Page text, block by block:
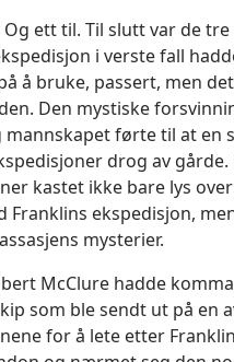
ett til. Til slutt var de
i verste fall
å bruke, passert, men
Den mystiske
mannskapet førte til at en
drog av gårde.
kastet ikke bare lys
Franklins ekspedisjon,
mysterier.
McClure hadde
som ble sendt ut på en
for å lete etter